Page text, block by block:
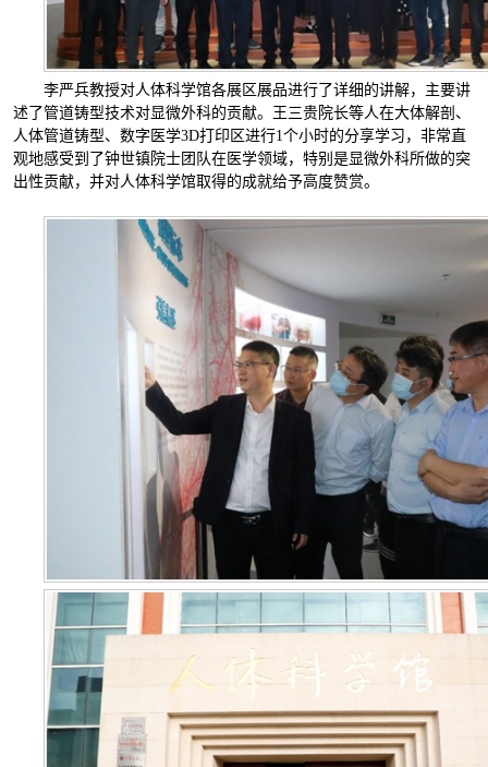
李严兵教授对人体科学馆各展区展品进行了详细的讲解，主要讲
述了管道铸型技术对显微外科的贡献。王三贵院长等人在大体解剖、
人体管道铸型、数字医学3D打印区进行1个小时的分享学习，非常直
观地感受到了钟世镇院士团队在医学领域，特别是显微外科所做的突
出性贡献，并对人体科学馆取得的成就给予高度赞赏。